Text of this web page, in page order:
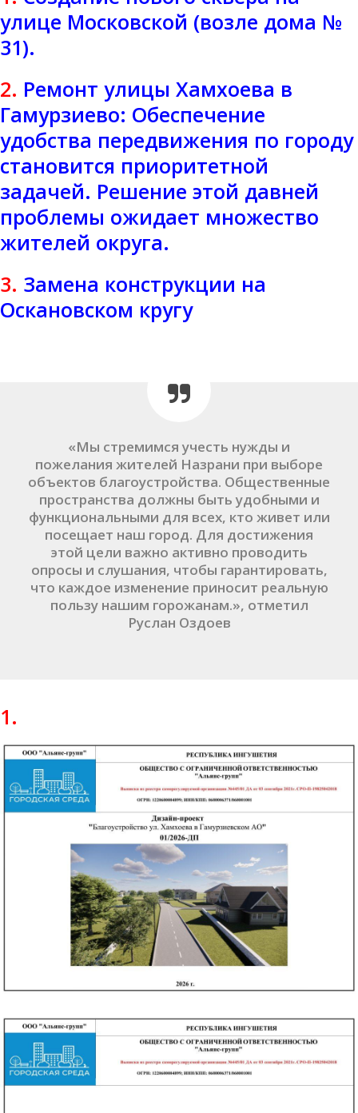
улице Московской (возле дома №
31).
2. Ремонт улицы Хамхоева в
Гамурзиево: Обеспечение
удобства передвижения по городу
становится приоритетной
задачей. Решение этой давней
проблемы ожидает множество
жителей округа.
3. Замена конструкции на
Оскановском кругу
«Мы стремимся учесть нужды и
пожелания жителей Назрани при выборе
объектов благоустройства. Общественные
пространства должны быть удобными и
функциональными для всех, кто живет или
посещает наш город. Для достижения
этой цели важно активно проводить
опросы и слушания, чтобы гарантировать,
что каждое изменение приносит реальную
пользу нашим горожанам.», отметил
Руслан Оздоев
1.